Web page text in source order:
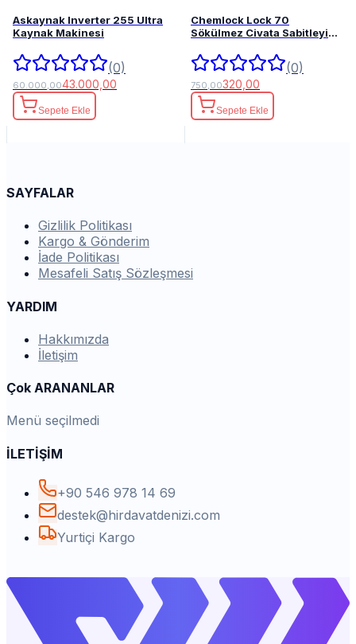
Askaynak Inverter 255 Ultra
Kaynak Makinesi
(0)
60.000,0043.000,00
Sepete Ekle
Chemlock Lock 70
Sökülmez Civata Sabitleyici
(0)
750,00320,00
Sepete Ekle
SAYFALAR
Gizlilik Politikası
Kargo & Gönderim
İade Politikası
Mesafeli Satış Sözleşmesi
YARDIM
Hakkımızda
İletişim
Çok ARANANLAR
Menü seçilmedi
İLETİŞİM
+90 546 978 14 69
destek@hirdavatdenizi.com
Yurtiçi Kargo